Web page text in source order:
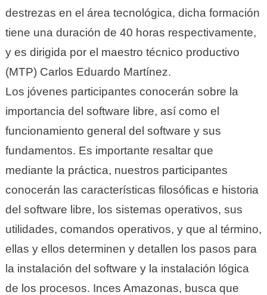
destrezas en el área tecnológica, dicha formación
tiene una duración de 40 horas respectivamente,
y es dirigida por el maestro técnico productivo
(MTP) Carlos Eduardo Martínez.
Los jóvenes participantes conocerán sobre la
importancia del software libre, así como el
funcionamiento general del software y sus
fundamentos. Es importante resaltar que
mediante la práctica, nuestros participantes
conocerán las características filosóficas e historia
del software libre, los sistemas operativos, sus
utilidades, comandos operativos, y que al término,
ellas y ellos determinen y detallen los pasos para
la instalación del software y la instalación lógica
de los procesos. Inces Amazonas, busca que